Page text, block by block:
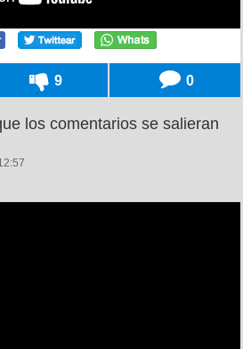
9 0
los comentarios se salieran